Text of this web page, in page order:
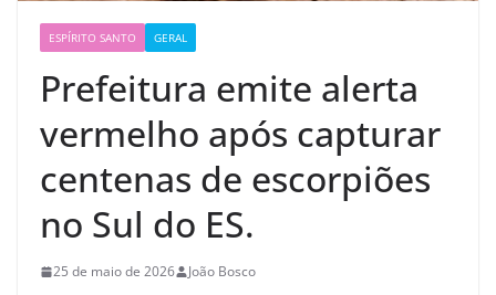
ESPÍRITO SANTO GERAL
Prefeitura emite alerta
vermelho após capturar
centenas de escorpiões
no Sul do ES.
25 de maio de 2026 João Bosco